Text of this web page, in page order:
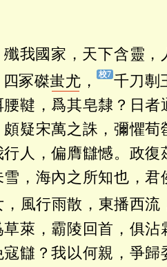
我國家，天下含靈，
冢磔蚩尤 ，
千刀剸
鞬，爲其皂隸？日者
疑宋萬之誅，彌懼荀
人，偏膺讎憾。政復
，海內之所知也，君
風行雨散，東播西流
萊，霸陵回首，俱沾
讎？我以何親，爭歸